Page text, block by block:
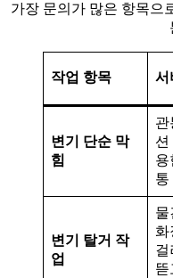
가장 문의가 많은 항목으
작업 항목 서
변기 단순 막
힘
관
션
용
통
변기 탈거 작
업
물
화
걸
뜯